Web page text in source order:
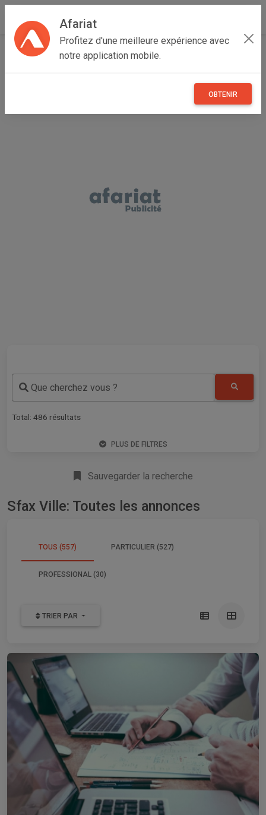
Afariat
Profitez d'une meilleure expérience avec
notre application mobile.
OBTENIR
Accueil Recherche Grand Centre
Que cherchez vous ?
Total: 486 résultats
PLUS DE FILTRES
Sauvegarder la recherche
Sfax Ville: Toutes les annonces
TOUS (557) PARTICULIER (527)
PROFESSIONAL (30)
TRIER PAR